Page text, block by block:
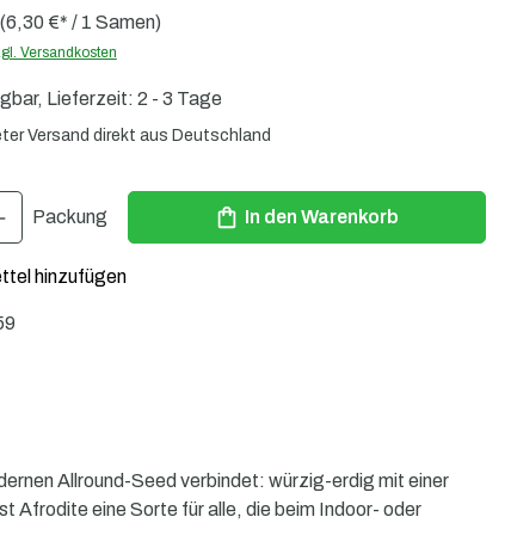
(6,30 €* / 1 Samen)
Versandkosten
Lieferzeit: 2 - 3 Tage
Versand direkt aus Deutschland
gewünschten Wert ein oder benutze die Schaltflächen um die Anzahl zu
Packung In den Warenkorb
hinzufügen
Allround-Seed verbindet: würzig-erdig mit einer
Afrodite eine Sorte für alle, die beim Indoor- oder